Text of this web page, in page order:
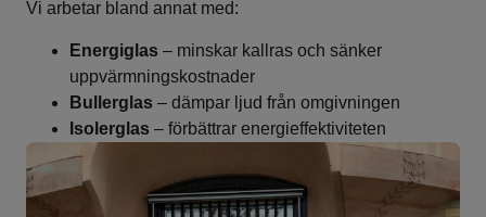
Vi arbetar bland annat med:
Energiglas – minskar kallras och sänker
uppvärmningskostnader
Bullerglas – dämpar ljud från omgivningen
Isolerglas – förbättrar energieffektiviteten